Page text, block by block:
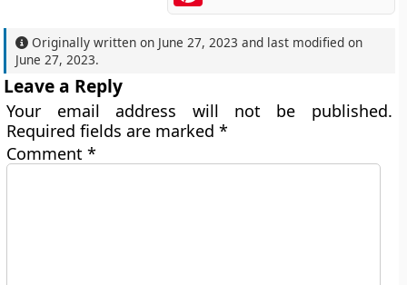
Originally written on June 27, 2023 and last modified on
June 27, 2023.
Leave a Reply
Your email address will not be published.
Required fields are marked*
Comment*